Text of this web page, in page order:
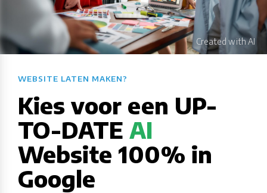
WEBSITE LATEN MAKEN?​​​​​​​​​​​​​​
Kies voor een UP-
TO-DATE AI
Website 100% in
Google